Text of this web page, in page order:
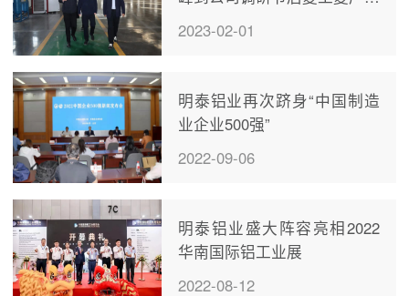
作
2023-02-01
明泰铝业再次跻身“中国制造
业企业500强”
2022-09-06
明泰铝业盛大阵容亮相2022
华南国际铝工业展
2022-08-12